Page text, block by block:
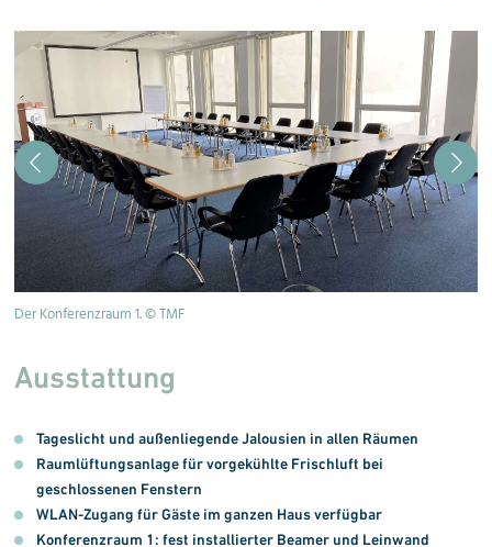
Der Konferenzraum 1. © TMF
Ausstattung
Tageslicht und außenliegende Jalousien in allen Räumen
Raumlüftungsanlage für vorgekühlte Frischluft bei
geschlossenen Fenstern
WLAN-Zugang für Gäste im ganzen Haus verfügbar
Konferenzraum 1: fest installierter Beamer und Leinwand